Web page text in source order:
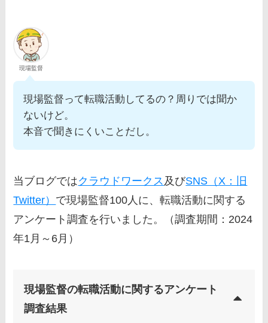
現場監督
現場監督って転職活動してるの？周りでは聞か
ないけど。
本音で聞きにくいことだし。
当ブログではクラウドワークス 及びSNS（X：旧
Twitter） で現場監督100人に、転職活動に関する
アンケート調査を行いました。（調査期間：2024
年1月～6月）
現場監督の転職活動に関するアンケート
調査結果